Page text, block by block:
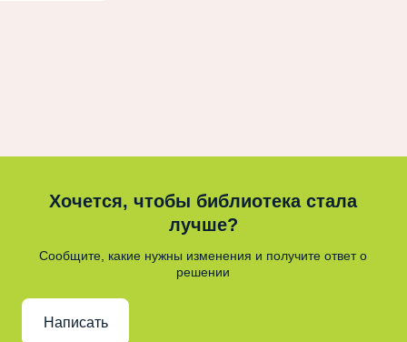
Хочется, чтобы библиотека стала
лучше?
Сообщите, какие нужны изменения и получите ответ о
решении
Написать